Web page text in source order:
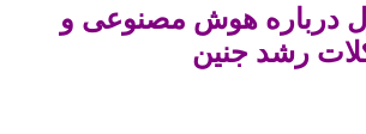
درباره هوش مصنوعی و
رشد جنین